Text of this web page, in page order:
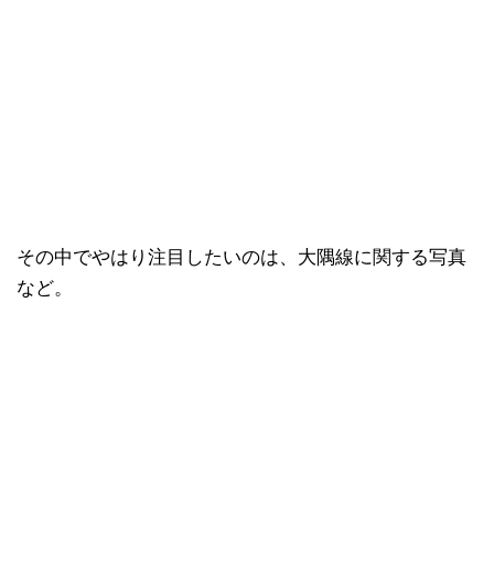
その中でやはり注目したいのは、大隅線に関する写真
など。